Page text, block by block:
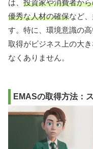
は、 投資家や消費者か
優秀な人材の確保など
す。特に、環境意識の
取得がビジネス上の大
なくありません。
EMASの取得方法：